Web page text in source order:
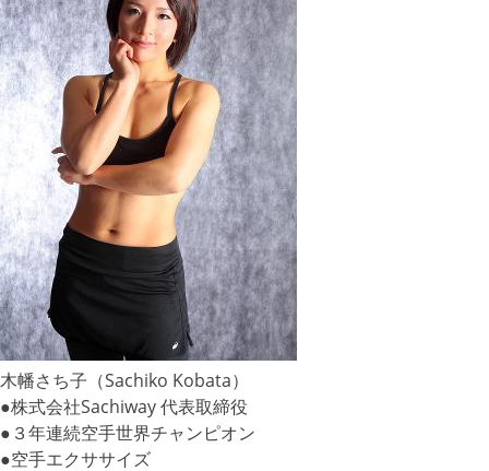
木幡さち子（Sachiko Kobata）
●株式会社Sachiway 代表取締役
●３年連続空手世界チャンピオン
●空手エクササイズ